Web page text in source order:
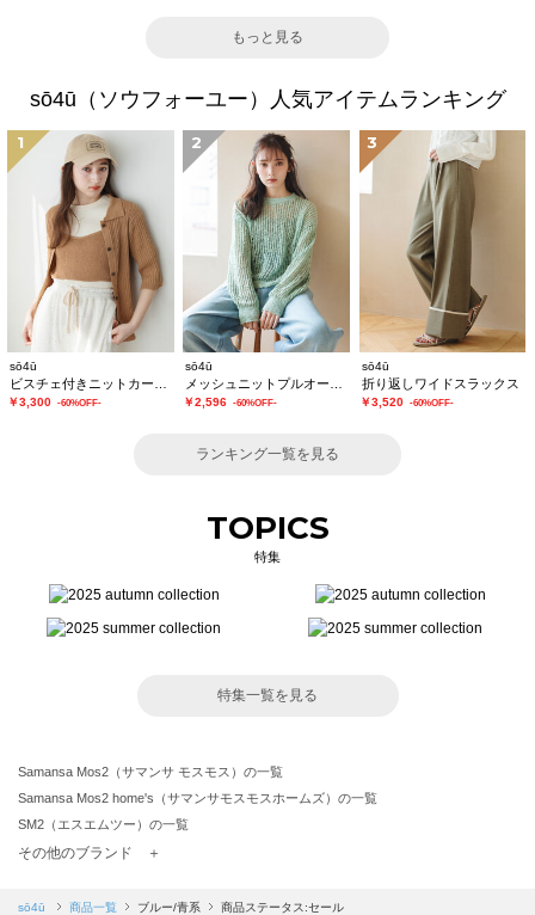
もっと見る
sō4ū（ソウフォーユー）人気アイテムランキング
1
sō4ū
￥3,300 -60%OFF-
2
sō4ū
￥2,596 -60%OFF-
3
sō4ū
折り返しワイドスラックス
￥3,520 -60%OFF-
ランキング一覧を見る
TOPICS
特集
特集一覧を見る
Samansa Mos2（サマンサ モスモス）の一覧
Samansa Mos2 home's（サマンサモスモスホームズ）の一覧
SM2（エスエムツー）の一覧
TSUHARU by Samansa Mos2（ツハルバイサマンサモスモス）の一覧
Samansa Mos2 blue（サマンサモスモス ブルー）の一覧
その他のブランド ＋
sō4ū 商品一覧 ブルー/青系 商品ステータス:セール